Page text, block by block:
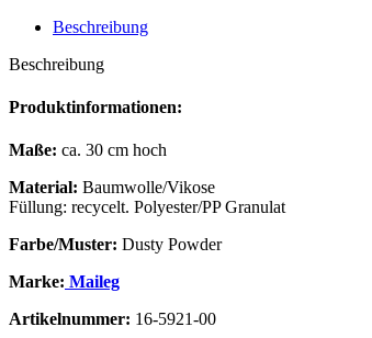
Beschreibung
Beschreibung
Produktinformationen:
Maße: ca. 30 cm hoch
Material: Baumwolle/Vikose
Füllung: recycelt. Polyester/PP Granulat
Farbe/Muster: Dusty Powder
Marke: Maileg
Artikelnummer: 16-5921-00